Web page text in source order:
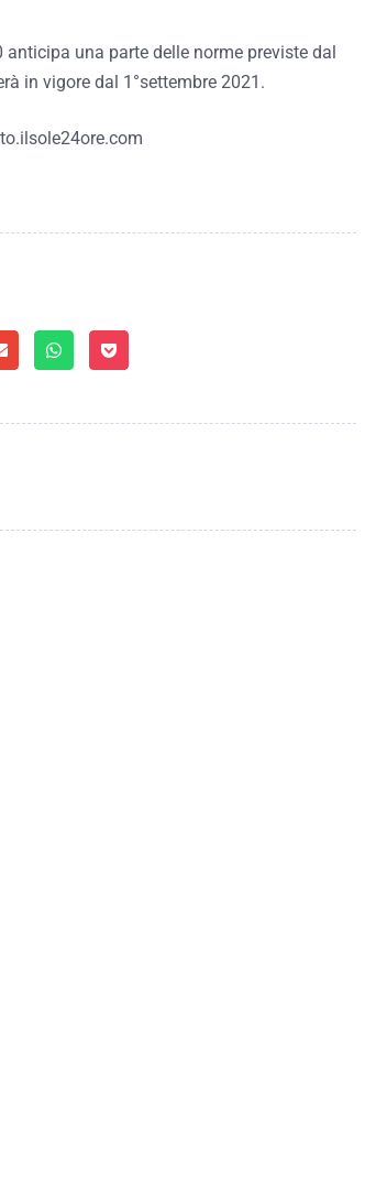
una parte delle norme previste dal
in vigore dal 1°settembre 2021.